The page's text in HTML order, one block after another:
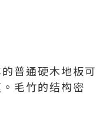
普通硬木地板可
毛竹的结构密